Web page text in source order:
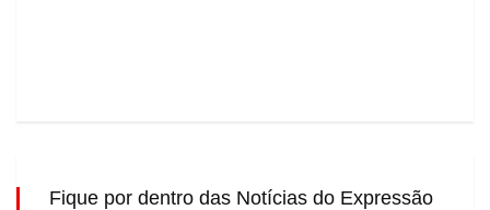
Fique por dentro das Notícias do Expressão